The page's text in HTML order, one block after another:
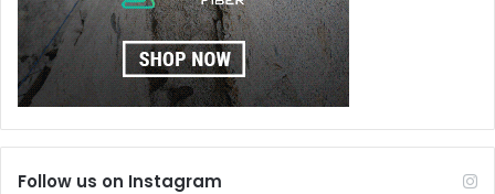
Follow us on Instagram